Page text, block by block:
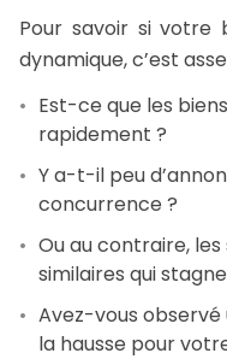
Pour savoir si votre
dynamique, c’est
Est-ce que les
rapidement ?
Y a-t-il peu
concurrence ?
Ou au contraire,
similaires qui
Avez-vous observé
la hausse pour